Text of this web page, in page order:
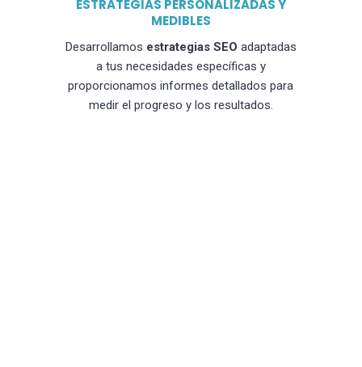
ESTRATEGIAS PERSONALIZADAS Y
MEDIBLES
Desarrollamos estrategias SEO adaptadas
a tus necesidades específicas y
proporcionamos informes detallados para
medir el progreso y los resultados.